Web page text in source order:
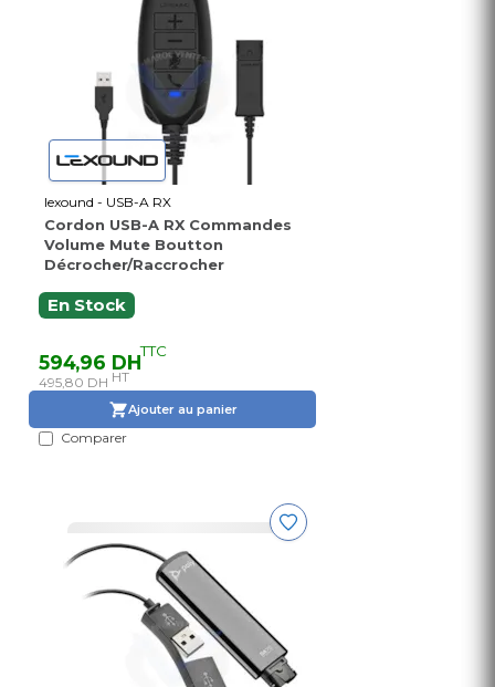
lexound - USB-A RX
Cordon USB-A RX Commandes
Volume Mute Boutton
Décrocher/Raccrocher
En Stock
594,96 DHTTC
495,80 DH HT
Ajouter au panier
Comparer